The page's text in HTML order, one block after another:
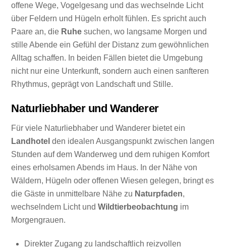
offene Wege, Vogelgesang und das wechselnde Licht
über Feldern und Hügeln erholt fühlen. Es spricht auch
Paare an, die Ruhe suchen, wo langsame Morgen und
stille Abende ein Gefühl der Distanz zum gewöhnlichen
Alltag schaffen. In beiden Fällen bietet die Umgebung
nicht nur eine Unterkunft, sondern auch einen sanfteren
Rhythmus, geprägt von Landschaft und Stille.
Naturliebhaber und Wanderer
Für viele Naturliebhaber und Wanderer bietet ein
Landhotel den idealen Ausgangspunkt zwischen langen
Stunden auf dem Wanderweg und dem ruhigen Komfort
eines erholsamen Abends im Haus. In der Nähe von
Wäldern, Hügeln oder offenen Wiesen gelegen, bringt es
die Gäste in unmittelbare Nähe zu Naturpfaden,
wechselndem Licht undWildtierbeobachtung im
Morgengrauen.
Direkter Zugang zu landschaftlich reizvollen